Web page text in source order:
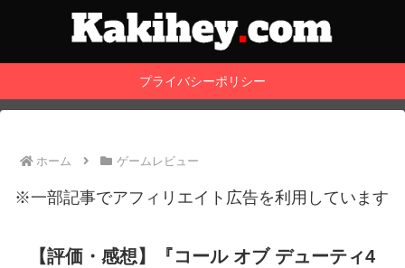
プライバシーポリシー
ホーム ゲームレビュー
※一部記事でアフィリエイト広告を利用しています
【評価・感想】『コール オブ デューティ4